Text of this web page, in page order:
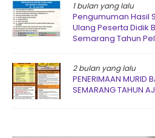
1 bulan yang lalu
Pengumuman Hasil
Ulang Peserta Didik
Semarang Tahun
2 bulan yang lalu
PENERIMAAN MURID
SEMARANG TAHUN